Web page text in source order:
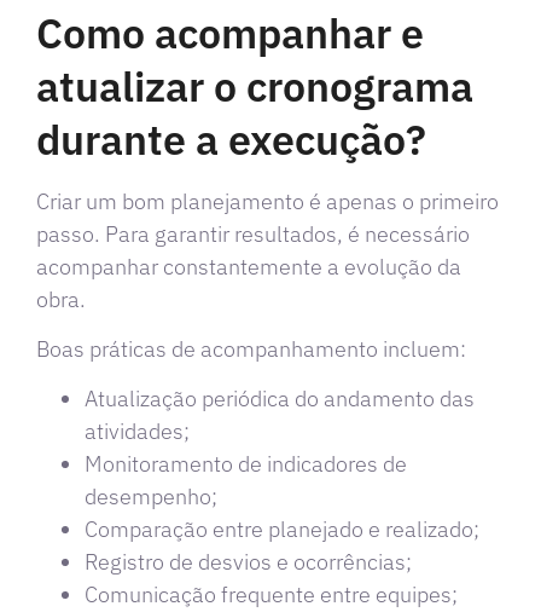
Como acompanhar e
atualizar o cronograma
durante a execução?
Criar um bom planejamento é apenas o primeiro
passo. Para garantir resultados, é necessário
acompanhar constantemente a evolução da
obra.
Boas práticas de acompanhamento incluem:
Atualização periódica do andamento das
atividades;
Monitoramento de indicadores de
desempenho;
Comparação entre planejado e realizado;
Registro de desvios e ocorrências;
Comunicação frequente entre equipes;